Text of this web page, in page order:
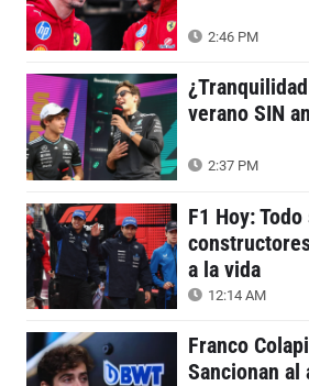
2:46 PM
verano SIN
2:37 PM
F1 Hoy:
a la vida
12:14 AM
Franco
Sancionan al